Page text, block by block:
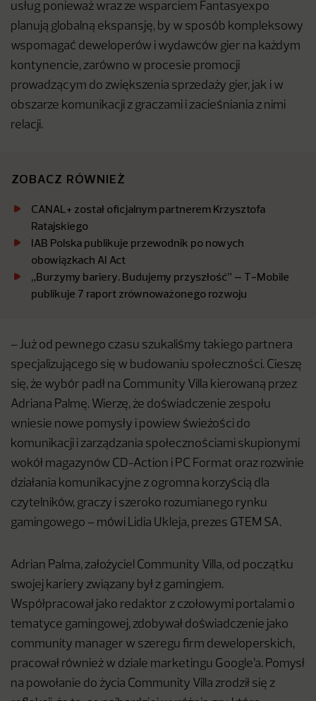
usług ponieważ wraz ze wsparciem Fantasyexpo
planują globalną ekspansję, by w sposób kompleksowy
wspomagać deweloperów i wydawców gier na każdym
kontynencie, zarówno w procesie promocji
prowadzącym do zwiększenia sprzedaży gier, jak i w
obszarze komunikacji z graczami i zacieśniania z nimi
relacji.
ZOBACZ RÓWNIEŻ
CANAL+ został oficjalnym partnerem Krzysztofa
Ratajskiego
IAB Polska publikuje przewodnik po nowych
obowiązkach AI Act
„Burzymy bariery. Budujemy przyszłość” – T-Mobile
publikuje 7 raport zrównoważonego rozwoju
– Już od pewnego czasu szukaliśmy takiego partnera
specjalizującego się w budowaniu społeczności. Cieszę
się, że wybór padł na Community Villa kierowaną przez
Adriana Palmę. Wierzę, że doświadczenie zespołu
wniesie nowe pomysły i powiew świeżości do
komunikacji i zarządzania społecznościami skupionymi
wokół magazynów CD-Action i PC Format oraz rozwinie
działania komunikacyjne z ogromna korzyścią dla
czytelników, graczy i szeroko rozumianego rynku
gamingowego – mówi Lidia Ukleja, prezes GTEM SA.
Adrian Palma, założyciel Community Villa, od początku
swojej kariery związany był z gamingiem.
Współpracował jako redaktor z czołowymi portalami o
tematyce gamingowej, zdobywał doświadczenie jako
community manager w szeregu firm deweloperskich,
pracował również w dziale marketingu Google’a. Pomysł
na powołanie do życia Community Villa zrodził się z